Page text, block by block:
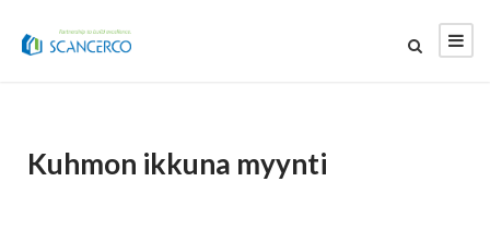
Kuhmon ikkuna myynti